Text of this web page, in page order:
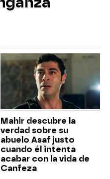
Mahir descubre la
verdad sobre su
abuelo Asaf justo
cuando él intenta
acabar con la vida de
Canfeza